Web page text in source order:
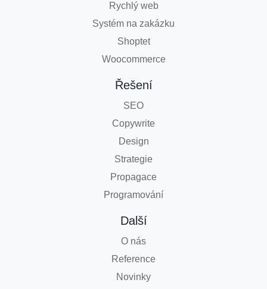
Rychlý web
Systém na zakázku
Shoptet
Woocommerce
Řešení
SEO
Copywrite
Design
Strategie
Propagace
Programování
Další
O nás
Reference
Novinky